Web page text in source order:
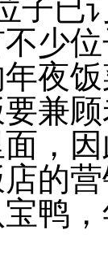
子已
少
饭
兼
，
的
鸭